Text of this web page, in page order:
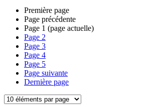
Première page
Page précédente
Page 1 (page actuelle)
Page 2
Page 3
Page 4
Page 5
Page suivante
Dernière page